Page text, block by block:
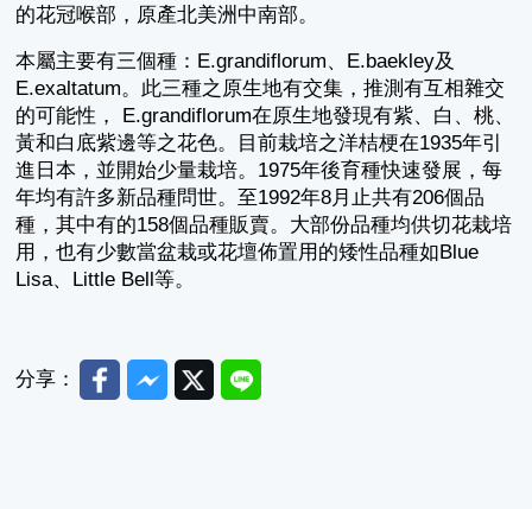
的花冠喉部，原產北美洲中南部。
本屬主要有三個種：E.grandiflorum、E.baekley及
E.exaltatum。此三種之原生地有交集，推測有互相雜交
的可能性， E.grandiflorum在原生地發現有紫、白、桃、
黃和白底紫邊等之花色。目前栽培之洋桔梗在1935年引
進日本，並開始少量栽培。1975年後育種快速發展，每
年均有許多新品種問世。至1992年8月止共有206個品
種，其中有的158個品種販賣。大部份品種均供切花栽培
用，也有少數當盆栽或花壇佈置用的矮性品種如Blue
Lisa、Little Bell等。
分享： FacebookMessenger
TwitterLine